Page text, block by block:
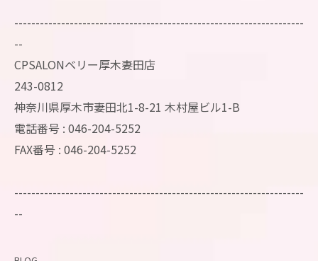
--------------------------------------------------------------------
--
CPSALONベリー厚木妻田店
243-0812
神奈川県厚木市妻田北1-8-21 木村屋ビル1-B
電話番号 : 046-204-5252
FAX番号 : 046-204-5252
--------------------------------------------------------------------
--